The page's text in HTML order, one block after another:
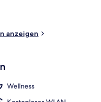
anzeigen
Wellness